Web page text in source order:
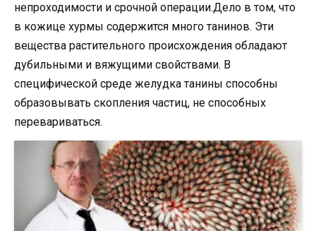
непроходимости и срочной операции.Дело в том, что
в кожице хурмы содержится много танинов. Эти
вещества растительного происхождения обладают
дубильными и вяжущими свойствами. В
специфической среде желудка танины способны
образовывать скопления частиц, не способных
перевариваться.